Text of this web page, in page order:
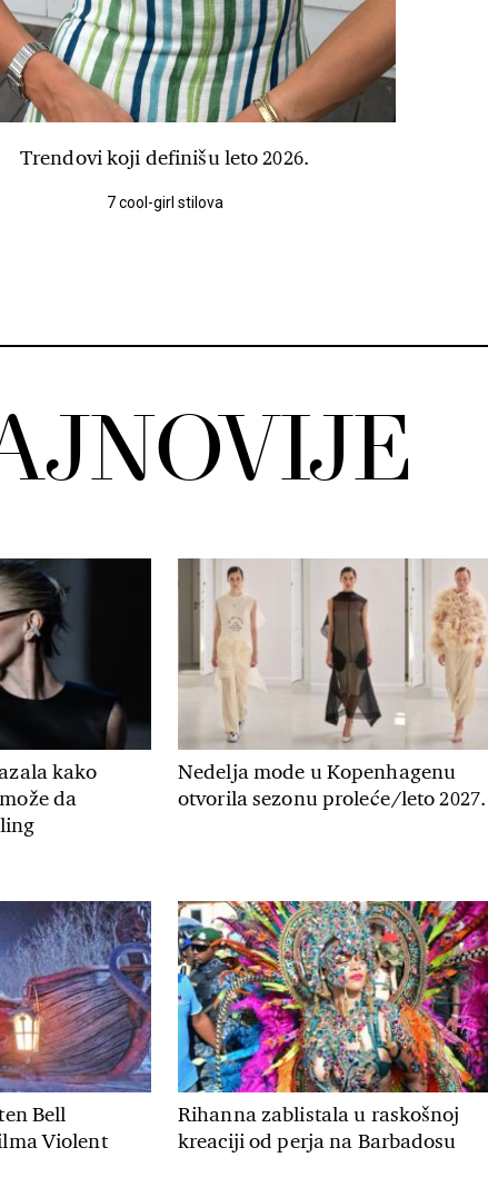
Trendovi koji definišu leto 2026.
7 cool-girl stilova
kako
da
Nedelja mode u Kopenhagenu
otvorila sezonu proleće/leto 2027.
Bell
Violent
Rihanna zablistala u raskošnoj
kreaciji od perja na Barbadosu